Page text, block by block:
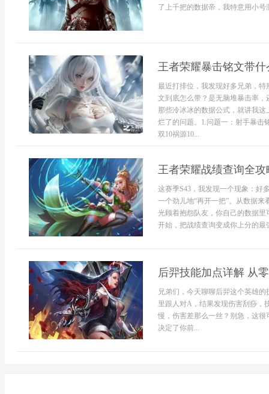
了上千把的数据帝，我特意用小
王者荣耀暴击铭文带
最近打排位，我发现好多兄弟，
文到底怎么带？是无脑堆暴击率
那些冷冰冰的数据公式，就讲我
烂了的问题。1.问题一：射手暴击
双10祸源10...
王者荣耀战绩查询全
这赛季S43，我发现一个现象：好
一个劲儿地“再开一把”。从数据
光顾着抱怨队友，你自己的数据
开始，把战绩查询变成你上分的最
后羿技能加点详解 从
兄弟们，今天聊聊后羿这个英雄
里跟人对A，结果发现伤害刮痧，
慢，伤害差那么一丝？别急，这
决定了你前...